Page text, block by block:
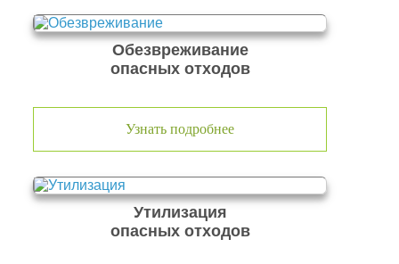
Обезвреживание
опасных отходов
Узнать подробнее
Утилизация
опасных отходов